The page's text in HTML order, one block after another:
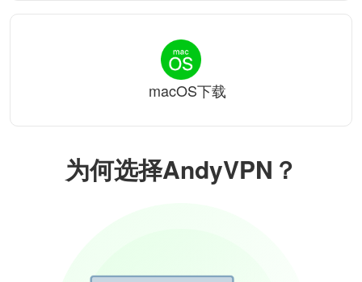
为何选择AndyVPN？
macOS下载